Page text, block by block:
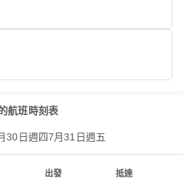
航班時刻表
30日週四7月31日週五
出發 抵達